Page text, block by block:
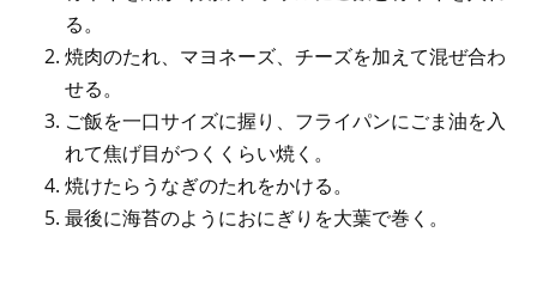
る。
焼肉のたれ、マヨネーズ、チーズを加えて混ぜ合わ
せる。
ご飯を一口サイズに握り、フライパンにごま油を入
れて焦げ目がつくくらい焼く。
焼けたらうなぎのたれをかける。
最後に海苔のようにおにぎりを大葉で巻く。